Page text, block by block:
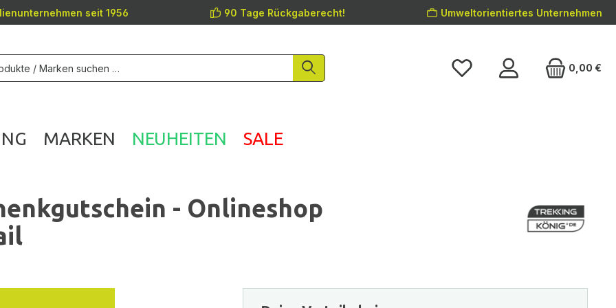
seit 1956 90 Tage Rückgaberecht! Umweltorientiertes Unternehmen
0,00 €
MARKEN NEUHEITEN SALE
- Onlineshop